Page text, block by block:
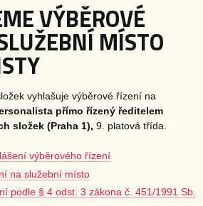
VÝBĚROVÉ
MÍSTO
vyhlašuje výběrové řízení na
přímo řízený ředitelem
složek (Praha 1), 9. platová třída.
výběrového řízení
na služební místo
podle § 4 odst. 3 zákona č. 451/1991 Sb.